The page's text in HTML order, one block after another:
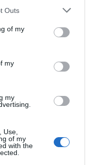
Outs
of my
my
my
Use,
of my
with the
69 m
0,2 km
0,2 km
(©2009), Google
Chapelle,